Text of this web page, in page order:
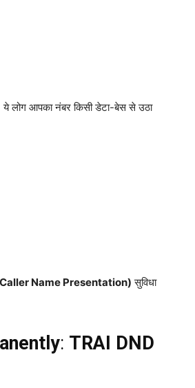
लोग आपका नंबर किसी डेटा-बेस से उठा
Name Presentation) सुविधा
: TRAI DND